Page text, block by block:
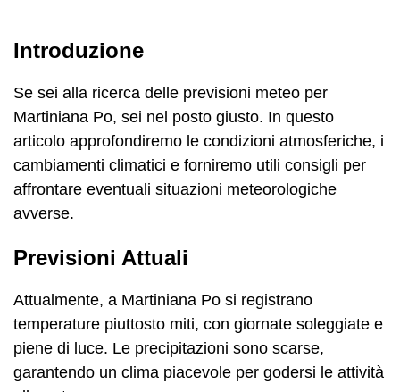
Introduzione
Se sei alla ricerca delle previsioni meteo per
Martiniana Po, sei nel posto giusto. In questo
articolo approfondiremo le condizioni atmosferiche, i
cambiamenti climatici e forniremo utili consigli per
affrontare eventuali situazioni meteorologiche
avverse.
Previsioni Attuali
Attualmente, a Martiniana Po si registrano
temperature piuttosto miti, con giornate soleggiate e
piene di luce. Le precipitazioni sono scarse,
garantendo un clima piacevole per godersi le attività